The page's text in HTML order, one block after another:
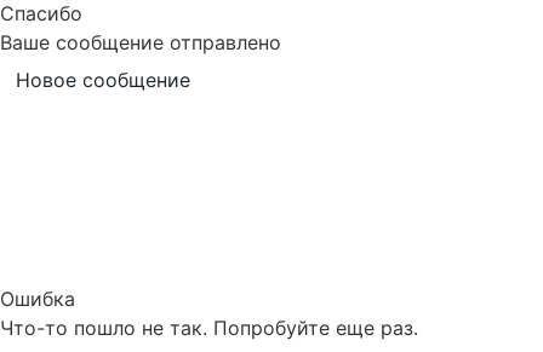
Спасибо
Ваше сообщение отправлено
Новое сообщение
Ошибка
Что-то пошло не так. Попробуйте еще раз.